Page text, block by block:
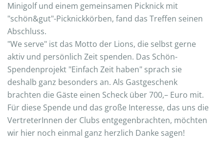
Minigolf und einem gemeinsamen Picknick mit
"schön&gut"-Picknickkörben, fand das Treffen seinen
Abschluss.
"We serve" ist das Motto der Lions, die selbst gerne
aktiv und persönlich Zeit spenden. Das Schön-
Spendenprojekt "Einfach Zeit haben" sprach sie
deshalb ganz besonders an. Als Gastgeschenk
brachten die Gäste einen Scheck über 700,– Euro mit.
Für diese Spende und das große Interesse, das uns die
VertreterInnen der Clubs entgegenbrachten, möchten
wir hier noch einmal ganz herzlich Danke sagen!